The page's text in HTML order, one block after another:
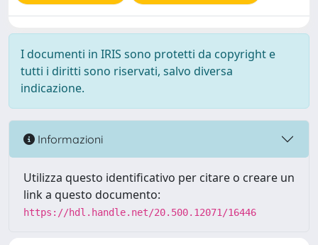
I documenti in IRIS sono protetti da copyright e
tutti i diritti sono riservati, salvo diversa
indicazione.
Informazioni
Utilizza questo identificativo per citare o creare un
link a questo documento:
https://hdl.handle.net/20.500.12071/16446